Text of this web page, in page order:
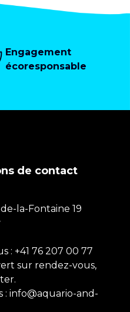
Engagement
écoresponsable
de contact
la-Fontaine 19
: +41 76 207 00 77
sur rendez-vous,
: info@aquario-and-